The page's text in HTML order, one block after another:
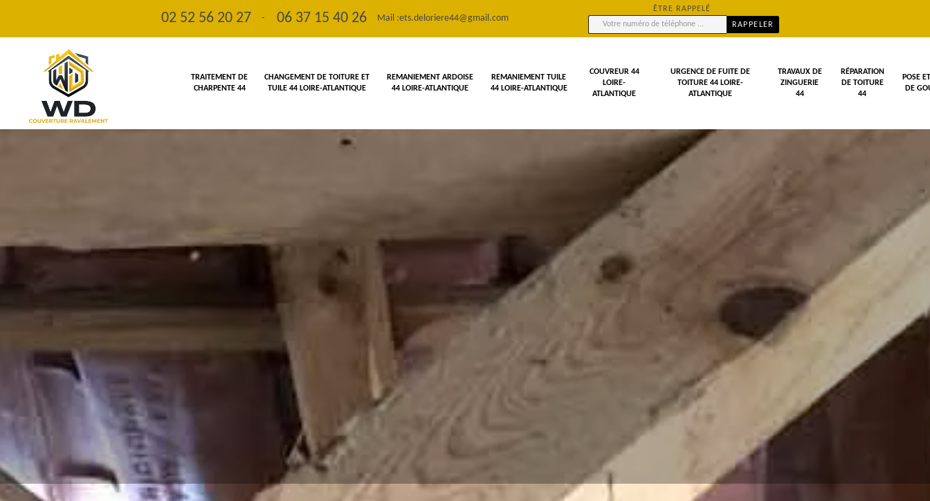
02 52 56 20 27 - 06 37 15 40 26 Mail :ets.deloriere44@gmail.com
ÊTRE RAPPELÉ
TRAITEMENT DE
CHARPENTE 44
CHANGEMENT DE TOITURE ET
TUILE 44 LOIRE-ATLANTIQUE
REMANIEMENT ARDOISE
44 LOIRE-ATLANTIQUE
REMANIEMENT TUILE
44 LOIRE-ATLANTIQUE
COUVREUR 44
LOIRE-
ATLANTIQUE
URGENCE DE FUITE DE
TOITURE 44 LOIRE-
ATLANTIQUE
TRAVAUX DE
ZINGUERIE
44
RÉPARATION
DE TOITURE
44
POSE
DE